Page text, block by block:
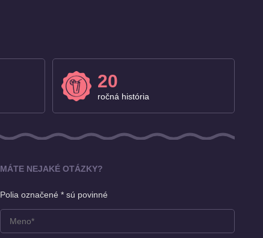
20
ročná história
MÁTE NEJAKÉ OTÁZKY?
Polia označené * sú povinné